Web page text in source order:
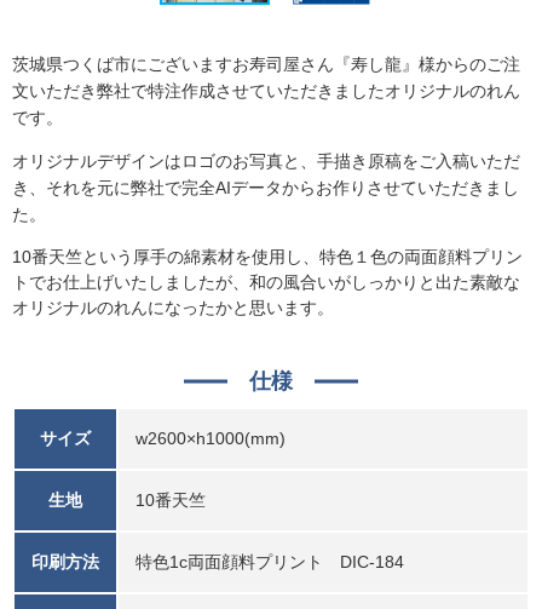
茨城県つくば市にございますお寿司屋さん『寿し龍』様からのご注
文いただき弊社で特注作成させていただきましたオリジナルのれん
です。
オリジナルデザインはロゴのお写真と、手描き原稿をご入稿いただ
き、それを元に弊社で完全AIデータからお作りさせていただきまし
た。
10番天竺という厚手の綿素材を使用し、特色１色の両面顔料プリン
トでお仕上げいたしましたが、和の風合いがしっかりと出た素敵な
オリジナルのれんになったかと思います。
仕様
サイズ w2600×h1000(mm)
生地 10番天竺
印刷方法 特色1c両面顔料プリント DIC-184